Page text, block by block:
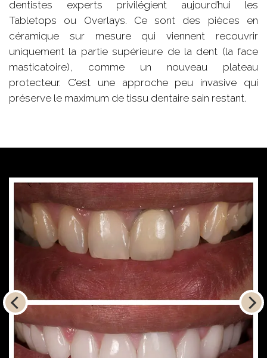
dentistes experts privilégient aujourd’hui les
Tabletops ou Overlays. Ce sont des pièces en
céramique sur mesure qui viennent recouvrir
uniquement la partie supérieure de la dent (la face
masticatoire), comme un nouveau plateau
protecteur. C’est une approche peu invasive qui
préserve le maximum de tissu dentaire sain restant.
Previous